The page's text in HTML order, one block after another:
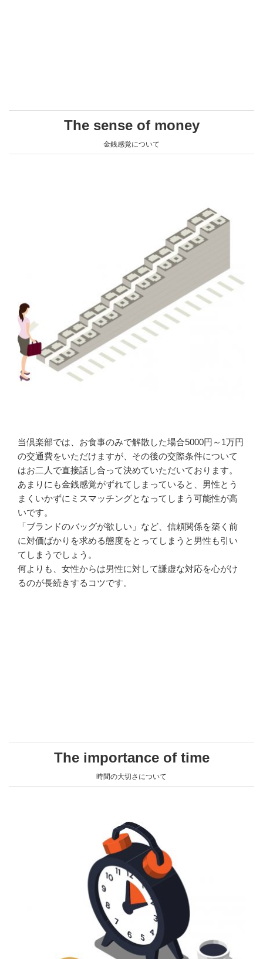
The sense of money
金銭感覚について
当倶楽部では、お食事のみで解散した場合5000円～1万円
の交通費をいただけますが、その後の交際条件について
はお二人で直接話し合って決めていただいております。
あまりにも金銭感覚がずれてしまっていると、男性とう
まくいかずにミスマッチングとなってしまう可能性が高
いです。
「ブランドのバッグが欲しい」など、信頼関係を築く前
に対価ばかりを求める態度をとってしまうと男性も引い
てしまうでしょう。
何よりも、女性からは男性に対して謙虚な対応を心がけ
るのが長続きするコツです。
The importance of time
時間の大切さについて